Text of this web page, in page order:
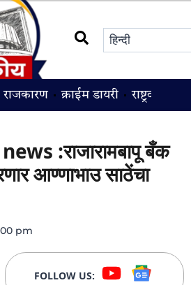
राजकारण क्राईम डायरी राष्ट्रवादी
:राजारामबापू बँक
आण्णाभाउ साठेंचा
pm
FOLLOW US: